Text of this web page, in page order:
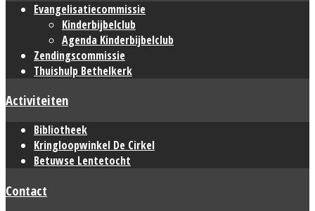
Evangelisatiecommissie
Kinderbijbelclub
Agenda Kinderbijbelclub
Zendingscommissie
Thuishulp Bethelkerk
Activiteiten
Bibliotheek
Kringloopwinkel De Cirkel
Betuwse Lentetocht
Contact